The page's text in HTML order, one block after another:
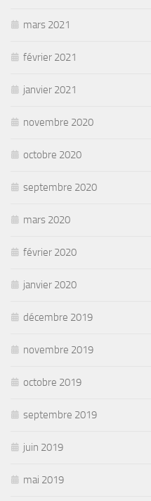
mars 2021
février 2021
janvier 2021
novembre 2020
octobre 2020
septembre 2020
mars 2020
février 2020
janvier 2020
décembre 2019
novembre 2019
octobre 2019
septembre 2019
juin 2019
mai 2019